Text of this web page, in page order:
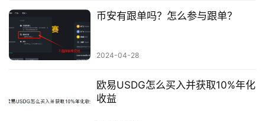
币安有跟单吗？怎么参与跟单？
2024-04-28
欧易USDG怎么买入并获取10%年化
收益